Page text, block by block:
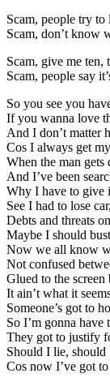
Scam, people try
Scam, don’t know
Scam, give me ten,
Scam, people say
So you see you
If you wanna love
And I don’t matter
Cos I always get
When the man gets
And I’ve been
Why I have to give
See I had to lose
Debts and threats
Maybe I should
Now we all know
Not confused
Glued to the
It ain’t what it
Someone’s got to
So I’m gonna have
They got to justify
Should I lie, should
Cos now I’ve got to